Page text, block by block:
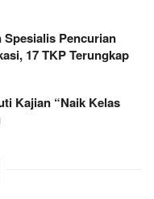
Pencurian
17 TKP Terungkap
Kajian “Naik Kelas